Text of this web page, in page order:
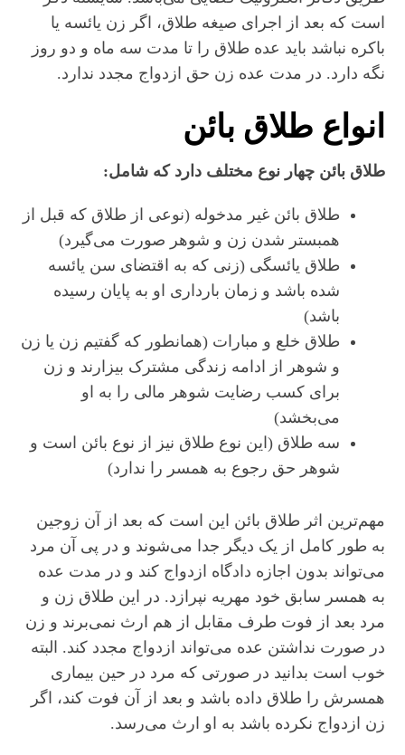
است که بعد از اجرای صیغه طلاق، اگر زن یائسه یا
باکره نباشد باید عده طلاق را تا مدت سه ماه و دو روز
نگه دارد. در مدت عده زن حق ازدواج مجدد ندارد.
انواع طلاق بائن
طلاق بائن چهار نوع مختلف دارد که شامل:
طلاق بائن غیر مدخوله (نوعی از طلاق که قبل از
همبستر شدن زن و شوهر صورت می‌گیرد)
طلاق یائسگی (زنی که به اقتضای سن یائسه
شده باشد و زمان بارداری او به پایان رسیده
باشد)
طلاق خلع و مبارات (همانطور که گفتیم زن یا زن
و شوهر از ادامه زندگی مشترک بیزارند و زن
برای کسب رضایت شوهر مالی را به او
می‌بخشد)
سه طلاق (این نوع طلاق نیز از نوع بائن است و
شوهر حق رجوع به همسر را ندارد)
مهم‌ترین اثر طلاق بائن این است که بعد از آن زوجین
به طور کامل از یک دیگر جدا می‌شوند و در پی آن مرد
می‌تواند بدون اجازه دادگاه ازدواج کند و در مدت عده
به همسر سابق خود مهریه نپرازد. در این طلاق زن و
مرد بعد از فوت طرف مقابل از هم ارث نمی‌برند و زن
در صورت نداشتن عده می‌تواند ازدواج مجدد کند. البته
خوب است بدانید در صورتی که مرد در حین بیماری
همسرش را طلاق داده باشد و بعد از آن فوت کند، اگر
زن ازدواج نکرده باشد به او ارث می‌رسد.